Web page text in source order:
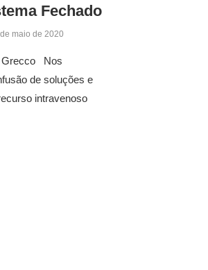
Fechado
maio de 2020
Grecco Nos
de soluções e
intravenoso